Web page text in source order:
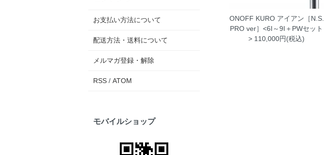
ONOFF KURO アイアン［N.S.
PRO ver］<6I～9I＋PWセット
> 110,000円(税込)
お支払い方法について
配送方法・送料について
メルマガ登録・解除
RSS / ATOM
モバイルショップ